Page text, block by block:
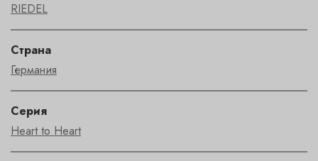
RIEDEL
Страна
Германия
Серия
Heart to Heart